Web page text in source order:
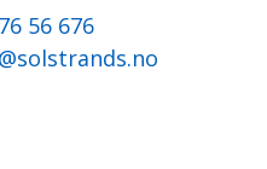
56 676